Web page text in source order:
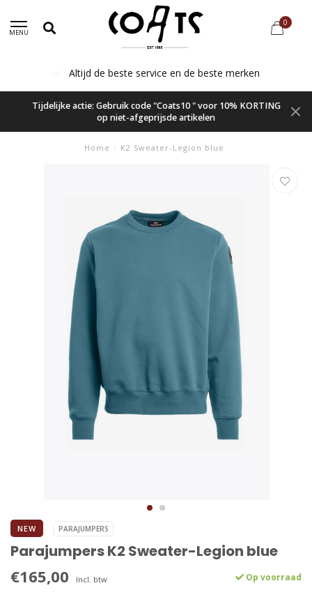
MENU
0
Altijd de beste service en de beste merken
Tijdelijke actie: Gebruik code "Coats10 " voor 10% KORTING
op niet-afgeprijsde artikelen
Home / K2 Sweater-Legion blue
NEW PARAJUMPERS
Parajumpers K2 Sweater-Legion blue
€165,00 Incl. btw Op voorraad